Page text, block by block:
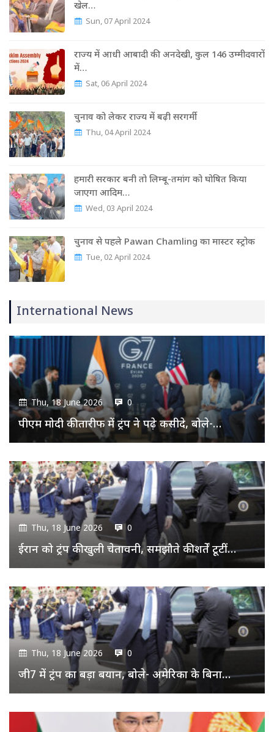
खेल…
Sun, 07 April 2024
राज्‍य में आधी आबादी की अनदेखी, कुल 146 उम्‍मीदवारों
में…
Sat, 06 April 2024
चुनाव को लेकर राज्‍य में बढ़ी सरगर्मी
Thu, 04 April 2024
हमारी सरकार बनी तो लिम्बू-तमांग को घोषित किया
जाएगा आदिम…
Wed, 03 April 2024
चुनाव से पहले Pawan Chamling का मास्‍टर स्‍ट्रोक
Tue, 02 April 2024
International News
Thu, 18 June 2026 0
पीएम मोदी की तारीफ में ट्रंप ने पढ़े कसीदे, बोले-…
Thu, 18 June 2026 0
ईरान को ट्रंप की खुली चेतावनी, समझौते की शर्तें टूटीं…
Thu, 18 June 2026 0
जी7 में ट्रंप का बड़ा बयान, बोले- अमेरिका के बिना…